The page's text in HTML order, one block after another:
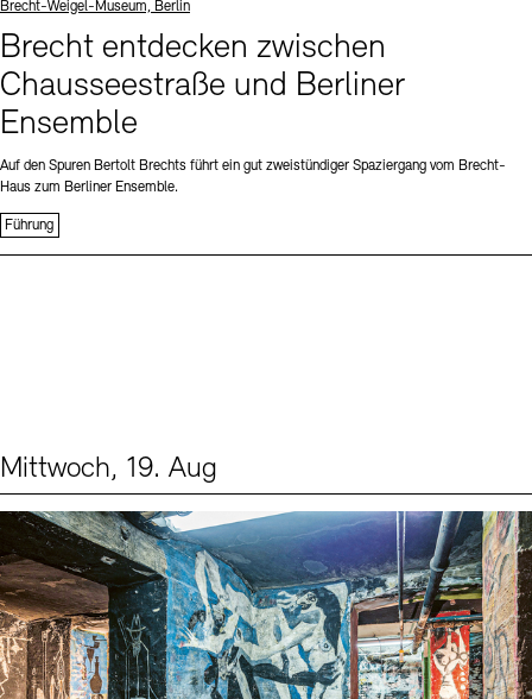
Standort
Brecht-Weigel-Museum, Berlin
Brecht entdecken zwischen
Chausseestraße und Berliner
Ensemble
Auf den Spuren Bertolt Brechts führt ein gut zweistündiger Spaziergang vom Brecht-
Haus zum Berliner Ensemble.
Führung
Mittwoch, 19. Aug